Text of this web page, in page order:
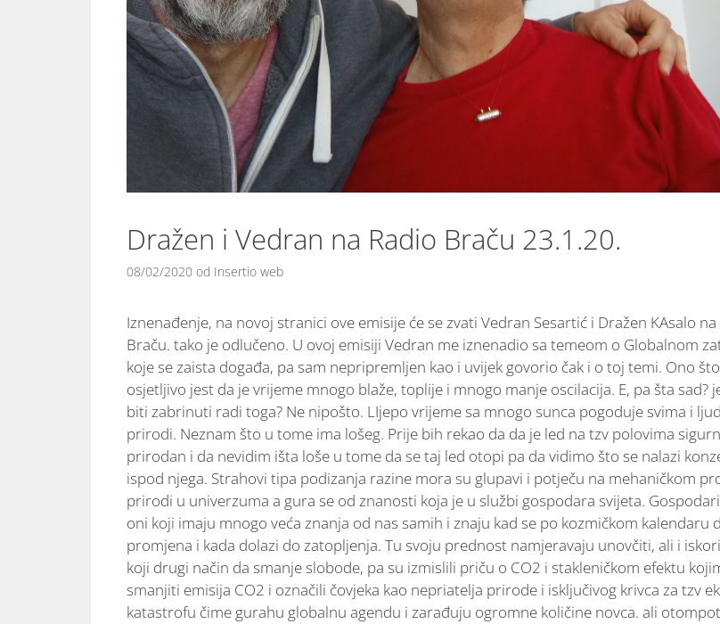
Dražen i Vedran na Radio Braču 23.1.20.
08/02/2020 od Insertio web
Iznenađenje, na novoj stranici ove emisije će se zvati Vedran Sesartić i Dražen KAsalo na
Braču. tako je odlučeno. U ovoj emisiji Vedran me iznenadio sa temeom o Globalnom
koje se zaista događa, pa sam nepripremljen kao i uvijek govorio čak i o toj temi. Ono
osjetljivo jest da je vrijeme mnogo blaže, toplije i mnogo manje oscilacija. E, pa šta sad?
biti zabrinuti radi toga? Ne nipošto. LIjepo vrijeme sa mnogo sunca pogoduje svima i
prirodi. Neznam što u tome ima lošeg. Prije bih rekao da da je led na tzv polovima
prirodan i da nevidim išta loše u tome da se taj led otopi pa da vidimo što se nalazi
ispod njega. Strahovi tipa podizanja razine mora su glupavi i potječu na mehaničkom
prirodi u univerzuma a gura se od znanosti koja je u službi gospodara svijeta.
oni koji imaju mnogo veća znanja od nas samih i znaju kad se po kozmičkom kalendaru
promjena i kada dolazi do zatopljenja. Tu svoju prednost namjeravaju unovčiti, ali i
koji drugi način da smanje slobode, pa su izmislili priču o CO2 i stakleničkom efektu
smanjiti emisija CO2 i označili čovjeka kao nepriatelja prirode i isključivog krivca za tzv
katastrofu čime gurahu globalnu agendu i zarađuju ogromne količine novca. ali